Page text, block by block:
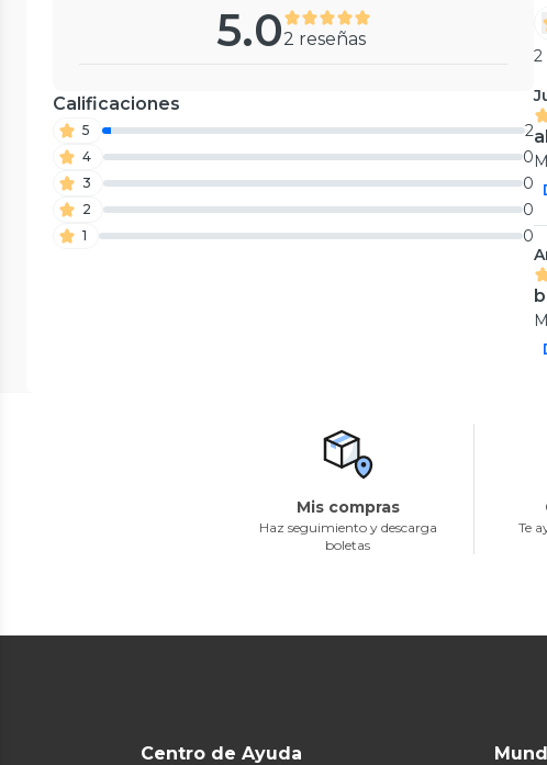
5.02 reseñas
Calificaciones
5 2
4 0
3 0
2 0
1 0
2
Mis compras
Haz seguimiento y descarga
boletas
Te
Centro de Ayuda